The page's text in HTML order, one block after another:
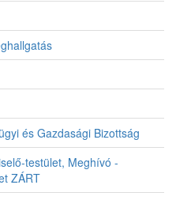
és Gazdasági Bizottság
testület, Meghívó -
ZÁRT